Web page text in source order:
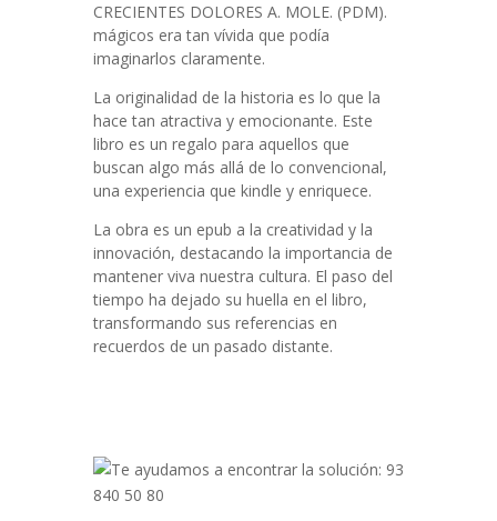
CRECIENTES DOLORES A. MOLE. (PDM).
mágicos era tan vívida que podía
imaginarlos claramente.
La originalidad de la historia es lo que la
hace tan atractiva y emocionante. Este
libro es un regalo para aquellos que
buscan algo más allá de lo convencional,
una experiencia que kindle y enriquece.
La obra es un epub a la creatividad y la
innovación, destacando la importancia de
mantener viva nuestra cultura. El paso del
tiempo ha dejado su huella en el libro,
transformando sus referencias en
recuerdos de un pasado distante.